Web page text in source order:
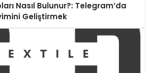
Nasıl Bulunur?: Telegram’da
Geliştirmek